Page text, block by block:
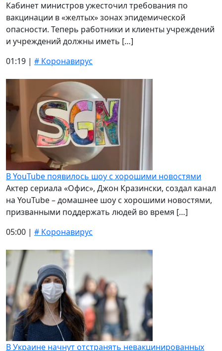
Кабинет министров ужесточил требования по
вакцинации в «желтых» зонах эпидемической
опасности. Теперь работники и клиенты учреждений
и учреждений должны иметь […]
01:19 | # Коронавирус
В YouTubе появилось шоу с хорошими новостями
Актер сериала «Офис», Джон Кразински, создал канал
на YouTube – домашнее шоу с хорошими новостями,
призванными поддержать людей во время […]
05:00 | # Коронавирус
В Украине начнут отстранять невакцинированных